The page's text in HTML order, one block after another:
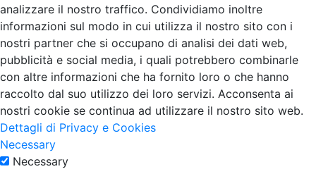
analizzare il nostro traffico. Condividiamo inoltre
informazioni sul modo in cui utilizza il nostro sito con i
nostri partner che si occupano di analisi dei dati web,
pubblicità e social media, i quali potrebbero combinarle
con altre informazioni che ha fornito loro o che hanno
raccolto dal suo utilizzo dei loro servizi. Acconsenta ai
nostri cookie se continua ad utilizzare il nostro sito web.
Dettagli di Privacy e Cookies
Necessary
Necessary